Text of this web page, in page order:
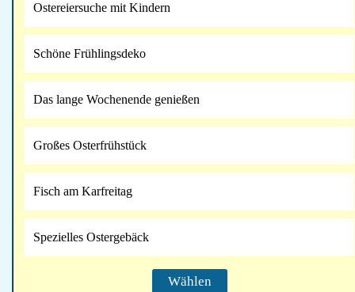
Ostereiersuche mit Kindern
Schöne Frühlingsdeko
Das lange Wochenende genießen
Großes Osterfrühstück
Fisch am Karfreitag
Spezielles Ostergebäck